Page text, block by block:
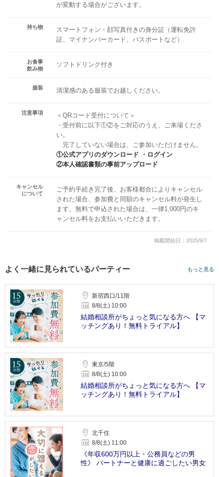
が変動する場合がございます。
持ち物
スマートフォン・顔写真付きの身分証（運転免許
証、マイナンバーカード、パスポートなど）
お食事
飲み物
ソフトドリンク付き
服装 清潔感のある服装でお越しください。
注意事項
＜QRコード受付について＞
・受付前に以下①②をご対応のうえ、ご来場くださ
い。
完了していない場合は、ご参加いただけません。
①公式アプリのダウンロード ・ログイン
②本人確認書類の事前アップロード
キャンセル
について
ご予約手続き完了後、お客様都合によりキャンセル
された場合、参加費と同額のキャンセル料が発生し
ます。無料で申込された場合は、一律1,000円のキ
ャンセル料をお支払いいただきます。
掲載開始日：2025/9/7
よく一緒に見られているパーティー もっと見る
新宿西口/11階
8/8(土) 10:00
結婚相談所がちょっと気になる方へ 【マ
ッチングあり！無料トライアル】
東京/5階
8/8(土) 10:00
結婚相談所がちょっと気になる方へ 【マ
ッチングあり！無料トライアル】
北千住
8/8(土) 11:00
《年収600万円以上・公務員などの男
性》 パートナーと健康に過ごしたい男女